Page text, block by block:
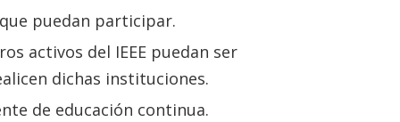
puedan participar.
activos del IEEE puedan ser
dichas instituciones.
de educación continua.